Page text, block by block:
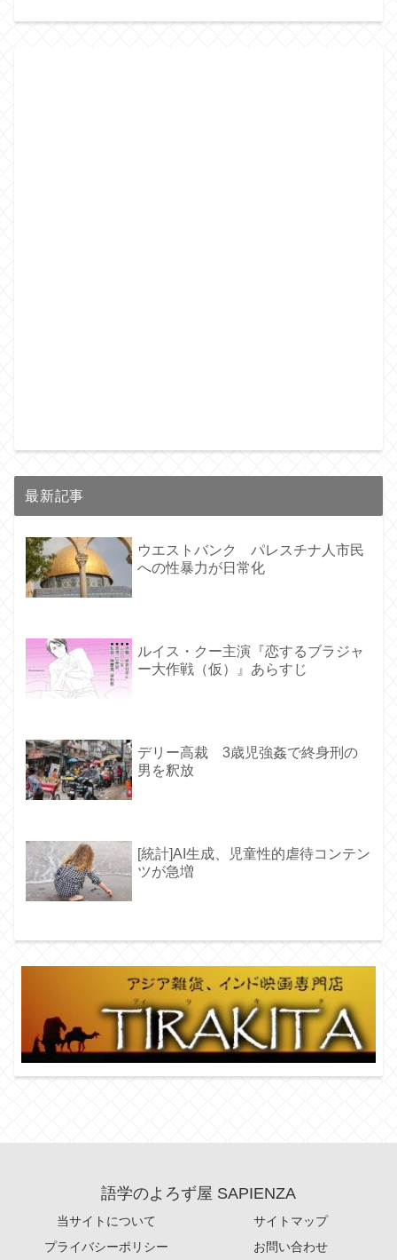
最新記事
ウエストバンク パレスチナ人市民
への性暴力が日常化
ルイス・クー主演『恋するブラジャ
ー大作戦（仮）』あらすじ
デリー高裁 3歳児強姦で終身刑の
男を釈放
[統計]AI生成、児童性的虐待コンテン
ツが急増
語学のよろず屋 SAPIENZA
当サイトについて
サイトマップ
プライバシーポリシー
お問い合わせ